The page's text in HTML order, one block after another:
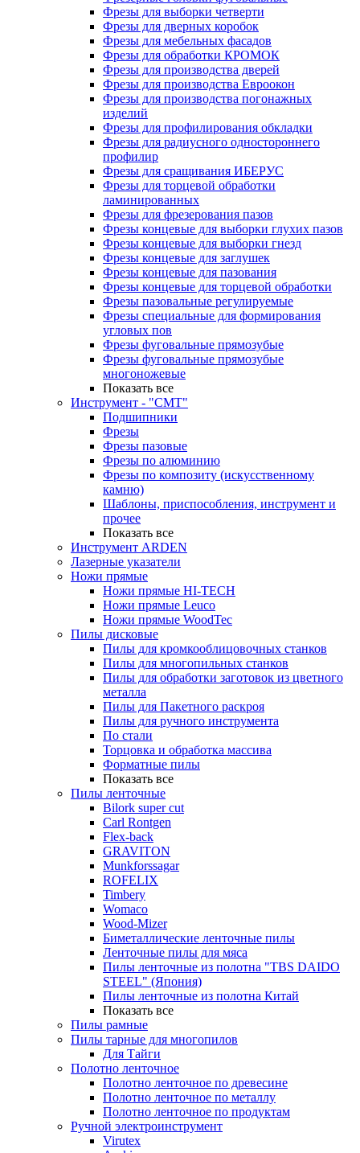
Фрезы для выборки четверти
Фрезы для дверных коробок
Фрезы для мебельных фасадов
Фрезы для обработки КРОМОК
Фрезы для производства дверей
Фрезы для производства Евроокон
Фрезы для производства погонажных
изделий
Фрезы для профилирования обкладки
Фрезы для радиусного одностороннего
профилир
Фрезы для сращивания ИБЕРУС
Фрезы для торцевой обработки
ламинированных
Фрезы для фрезерования пазов
Фрезы концевые для выборки глухих пазов
Фрезы концевые для выборки гнезд
Фрезы концевые для заглушек
Фрезы концевые для пазования
Фрезы концевые для торцевой обработки
Фрезы пазовальные регулируемые
Фрезы специальные для формирования
угловых пов
Фрезы фуговальные прямозубые
Фрезы фуговальные прямозубые
многоножевые
Показать все
Инструмент - "СМТ"
Подшипники
Фрезы
Фрезы пазовые
Фрезы по алюминию
Фрезы по композиту (искусственному
камню)
Шаблоны, приспособления, инструмент и
прочее
Показать все
Инструмент ARDEN
Лазерные указатели
Ножи прямые
Ножи прямые HI-TECH
Ножи прямые Leuco
Ножи прямые WoodTec
Пилы дисковые
Пилы для кромкооблицовочных станков
Пилы для многопильных станков
Пилы для обработки заготовок из цветного
металла
Пилы для Пакетного раскроя
Пилы для ручного инструмента
По стали
Торцовка и обработка массива
Форматные пилы
Показать все
Пилы ленточные
Bilork super cut
Carl Rontgen
Flex-back
GRAVITON
Munkforssagar
ROFELIX
Timbery
Womaco
Wood-Mizer
Биметаллические ленточные пилы
Ленточные пилы для мяса
Пилы ленточные из полотна "TBS DAIDO
STEEL" (Япония)
Пилы ленточные из полотна Китай
Показать все
Пилы рамные
Пилы тарные для многопилов
Для Тайги
Полотно ленточное
Полотно ленточное по древесине
Полотно ленточное по металлу
Полотно ленточное по продуктам
Ручной электроинструмент
Virutex